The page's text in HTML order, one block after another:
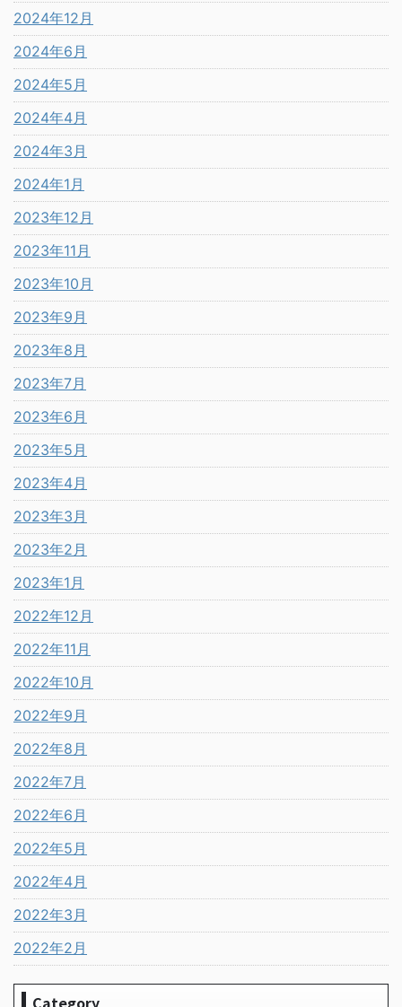
2024年12月
2024年6月
2024年5月
2024年4月
2024年3月
2024年1月
2023年12月
2023年11月
2023年10月
2023年9月
2023年8月
2023年7月
2023年6月
2023年5月
2023年4月
2023年3月
2023年2月
2023年1月
2022年12月
2022年11月
2022年10月
2022年9月
2022年8月
2022年7月
2022年6月
2022年5月
2022年4月
2022年3月
2022年2月
Category